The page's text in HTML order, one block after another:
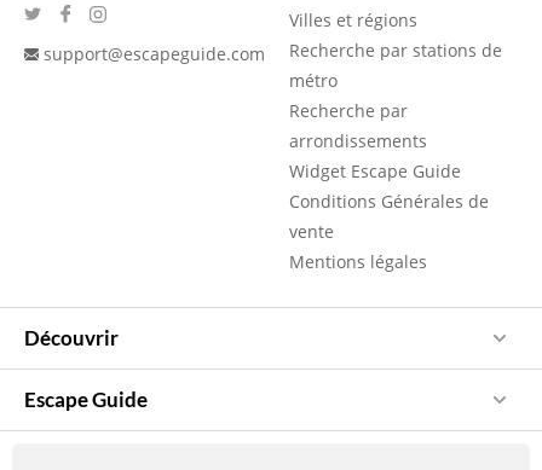
support@escapeguide.com
Villes et régions
Recherche par stations de
métro
Recherche par
arrondissements
Widget Escape Guide
Conditions Générales de
vente
Mentions légales
Découvrir
Escape Guide